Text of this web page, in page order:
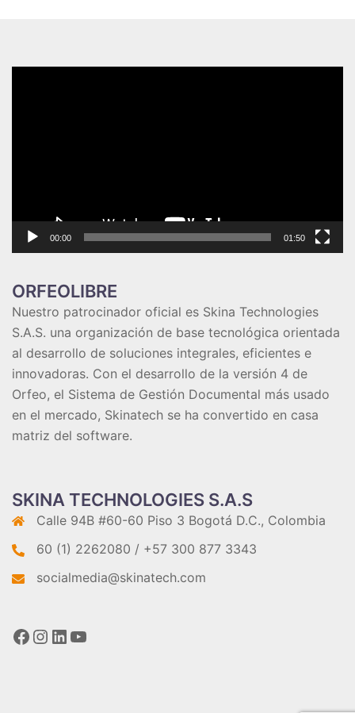
00:00 01:50
ORFEOLIBRE
Nuestro patrocinador oficial es Skina Technologies
S.A.S. una organización de base tecnológica orientada
al desarrollo de soluciones integrales, eficientes e
innovadoras. Con el desarrollo de la versión 4 de
Orfeo, el Sistema de Gestión Documental más usado
en el mercado, Skinatech se ha convertido en casa
matriz del software.
SKINA TECHNOLOGIES S.A.S
Calle 94B #60-60 Piso 3 Bogotá D.C., Colombia
60 (1) 2262080 / +57 300 877 3343
socialmedia@skinatech.com
Facebook
Instagram
LinkedIn
YouTube